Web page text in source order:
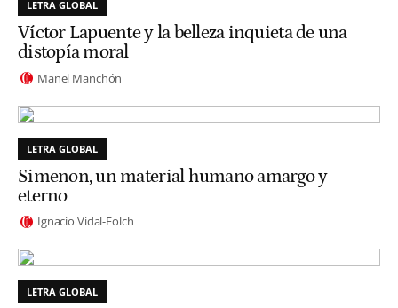
LETRA GLOBAL
Víctor Lapuente y la belleza inquieta de una
distopía moral
Manel Manchón
LETRA GLOBAL
Simenon, un material humano amargo y
eterno
Ignacio Vidal-Folch
LETRA GLOBAL